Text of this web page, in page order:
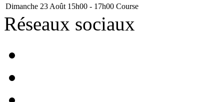
Dimanche 23 Août 15h00 - 17h00 Course
Réseaux sociaux